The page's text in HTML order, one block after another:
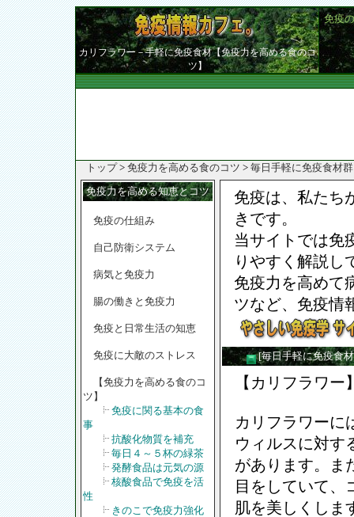
カリフラワー－手軽に免疫食材【免疫力を高める食のコ
ツ】
免疫
トップ> 免疫力を高める食のコツ > 毎日手軽に免疫食材群
免疫力を高める知恵とコツ
免疫の仕組み
自己防衛システム
病気と免疫力
腸の働きと免疫力
免疫と日常生活の知恵
免疫に大敵のストレス
【免疫力を高める食のコ
ツ】
免疫に関る基本の食
事
抗酸化物質を補充
毎日４～５杯の緑茶
発酵食品は元気の源
核酸食品で免疫を活
性
きのこで免疫力強化
免疫は、私たち
きです。
当サイトでは免
りやすく解説し
免疫力を高めて
ツなど、免疫情
[毎日手軽に免疫食
【カリフラワー
カリフラワーに
ウィルスに対す
があります。ま
目をしていて、
肌を美しくしま